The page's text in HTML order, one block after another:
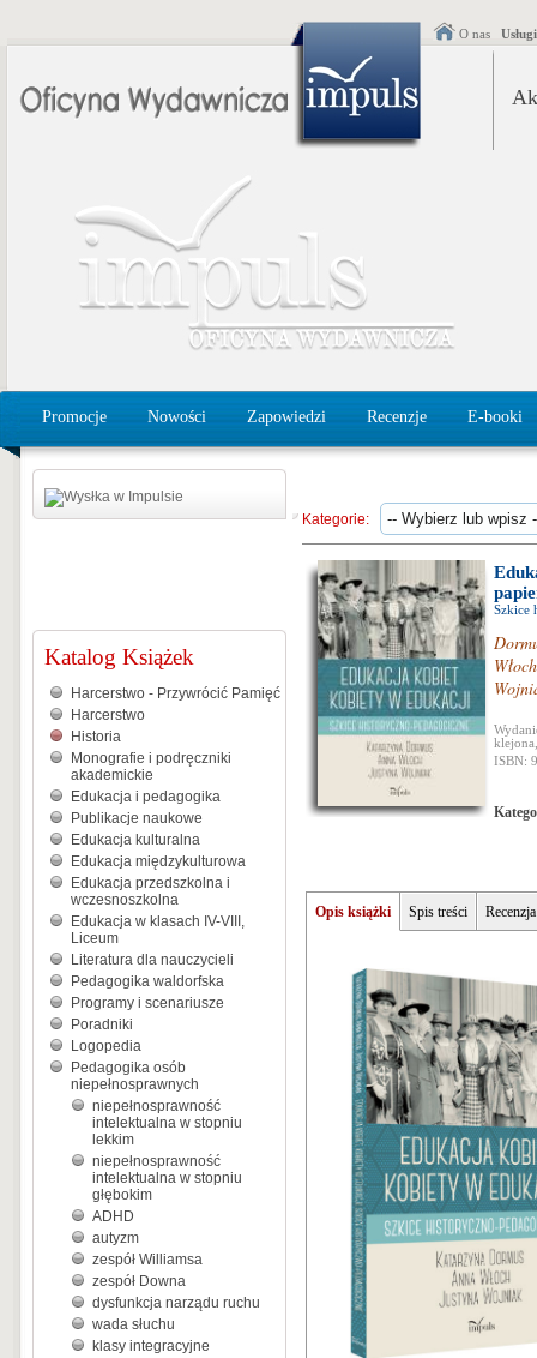
O nas
Promocje Nowości Zapowiedzi Recenzje E-booki
Katalog Książek
Harcerstwo - Przywrócić Pamięć
Harcerstwo
Historia
Monografie i podręczniki
akademickie
Edukacja i pedagogika
Publikacje naukowe
Edukacja kulturalna
Edukacja międzykulturowa
Edukacja przedszkolna i
wczesnoszkolna
Edukacja w klasach IV-VIII,
Liceum
Literatura dla nauczycieli
Pedagogika waldorfska
Programy i scenariusze
Poradniki
Logopedia
Pedagogika osób
niepełnosprawnych
niepełnosprawność
intelektualna w stopniu
lekkim
niepełnosprawność
intelektualna w stopniu
głębokim
ADHD
autyzm
zespół Williamsa
zespół Downa
dysfunkcja narządu ruchu
wada słuchu
klasy integracyjne
Kategorie:
Szkice
ISBN:
Opis książki Spis treści Recenzja